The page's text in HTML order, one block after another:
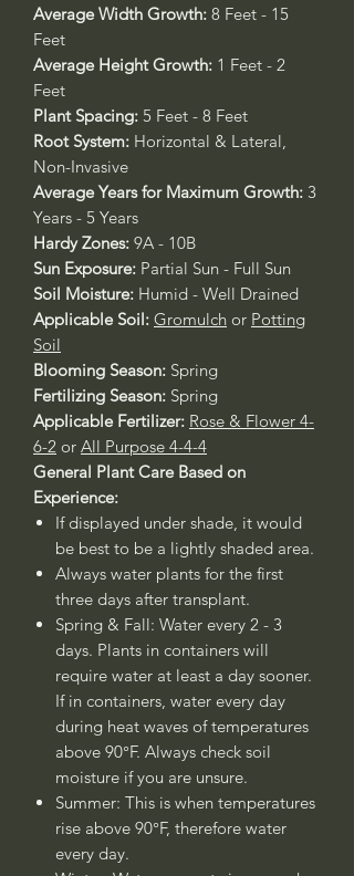
Average Width Growth: 8 Feet - 15
Feet
Average Height Growth: 1 Feet - 2
Feet
Plant Spacing: 5 Feet - 8 Feet
Root System: Horizontal & Lateral,
Non-Invasive
Average Years for Maximum Growth: 3
Years - 5 Years
Hardy Zones: 9A - 10B
Sun Exposure: Partial Sun - Full Sun
Soil Moisture: Humid - Well Drained
Applicable Soil: Gromulch or Potting
Soil
Blooming Season: Spring
Fertilizing Season: Spring
Applicable Fertilizer: Rose & Flower 4-
6-2 or All Purpose 4-4-4
General Plant Care Based on
Experience:
If displayed under shade, it would
be best to be a lightly shaded area.
Always water plants for the first
three days after transplant.
Spring & Fall: Water every 2 - 3
days. Plants in containers will
require water at least a day sooner.
If in containers, water every day
during heat waves of temperatures
above 90°F. Always check soil
moisture if you are unsure.
Summer: This is when temperatures
rise above 90°F, therefore water
every day.